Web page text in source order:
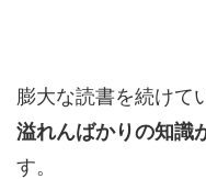
膨大な読書を続けて
溢れんばかりの知識
す。